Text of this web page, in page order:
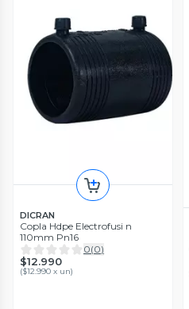
DICRAN
Copla Hdpe Electrofusi n
110mm Pn16
0(0)
$12.990
($12.990 x un)